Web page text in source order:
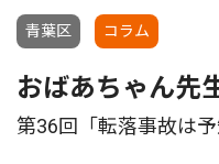
青葉区 コラム
おばあちゃん先
第36回「転落事故は